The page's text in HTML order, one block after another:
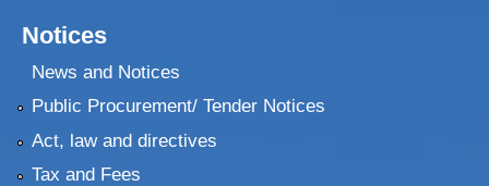
Notices
News and Notices
Public Procurement/ Tender Notices
Act, law and directives
Tax and Fees